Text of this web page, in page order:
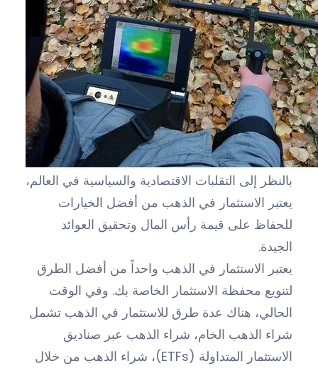
بالنظر إلى التقلبات الاقتصادية والسياسية في العالم،
يعتبر الاستثمار في الذهب من أفضل الخيارات
للحفاظ على قيمة رأس المال وتحقيق العوائد
الجيدة.
يعتبر الاستثمار في الذهب واحداً من أفضل الطرق
لتنويع محفظة الاستثمار الخاصة بك. وفي الوقت
الحالي، هناك عدة طرق للاستثمار في الذهب تشمل
شراء الذهب الخام، شراء الذهب عبر صناديق
الاستثمار المتداولة (ETFs)، شراء الذهب من خلال